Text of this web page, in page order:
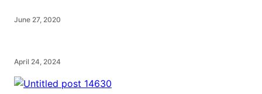
June 27, 2020
April 24, 2024